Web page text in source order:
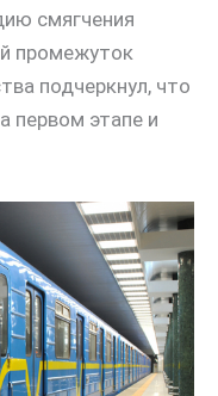
смягчения
промежуток
подчеркнул, что
первом этапе и